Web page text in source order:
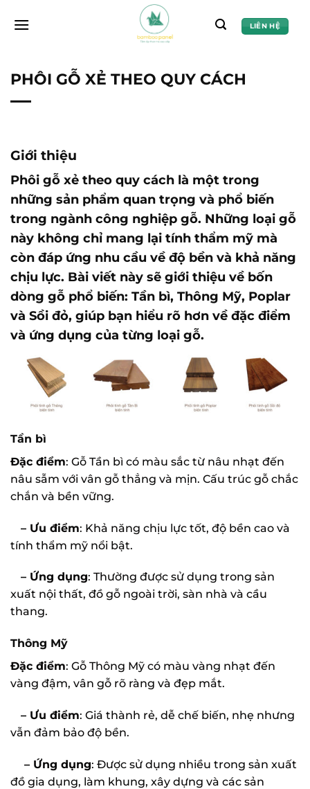
đến
LIÊN HỆ
PHÔI GỖ XẺ THEO QUY CÁCH
Giới thiệu
Phôi gỗ xẻ theo quy cách là một trong
những sản phẩm quan trọng và phổ biến
trong ngành công nghiệp gỗ. Những loại gỗ
này không chỉ mang lại tính thẩm mỹ mà
còn đáp ứng nhu cầu về độ bền và khả năng
chịu lực. Bài viết này sẽ giới thiệu về bốn
dòng gỗ phổ biến: Tần bì, Thông Mỹ, Poplar
và Sồi đỏ, giúp bạn hiểu rõ hơn về đặc điểm
và ứng dụng của từng loại gỗ.
Tần bì
Đặc điểm: Gỗ Tần bì có màu sắc từ nâu nhạt đến
nâu sẫm với vân gỗ thẳng và mịn. Cấu trúc gỗ chắc
chắn và bền vững.
– Ưu điểm: Khả năng chịu lực tốt, độ bền cao và
tính thẩm mỹ nổi bật.
– Ứng dụng: Thường được sử dụng trong sản
xuất nội thất, đồ gỗ ngoài trời, sàn nhà và cầu
thang.
Thông Mỹ
Đặc điểm: Gỗ Thông Mỹ có màu vàng nhạt đến
vàng đậm, vân gỗ rõ ràng và đẹp mắt.
– Ưu điểm: Giá thành rẻ, dễ chế biến, nhẹ nhưng
vẫn đảm bảo độ bền.
– Ứng dụng: Được sử dụng nhiều trong sản xuất
đồ gia dụng, làm khung, xây dựng và các sản